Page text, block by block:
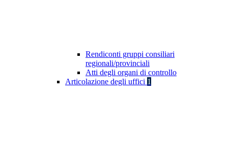
Rendiconti gruppi consiliari
regionali/provinciali
Atti degli organi di controllo
Articolazione degli uffici 1